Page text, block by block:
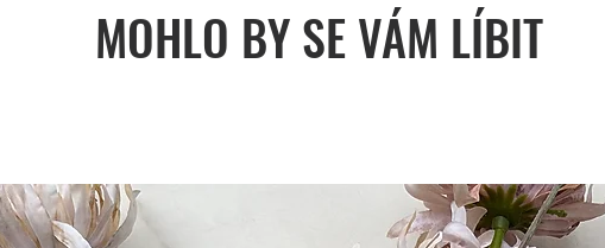
MOHLO BY SE VÁM LÍBIT